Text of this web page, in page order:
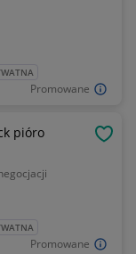
Promowane
Promowane
pióro